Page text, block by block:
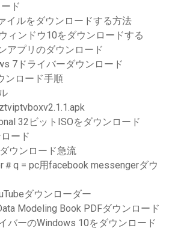
ド
イルをダウンロードする方法
ィンドウ10をダウンロードする
アプリのダウンロード
7ドライバーダウンロード
ンロード手順
32ビットISOをダウンロード
ード
ウンロード急流
＃q = pc用facebook messengerダウ
ダウンローダー
Modeling Book PDFダウンロード
バーのWindows 10をダウンロード